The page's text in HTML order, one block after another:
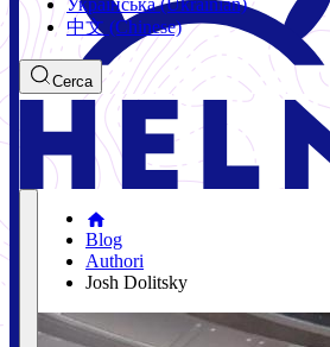
Українська (Ukrainian)
中文 (Chinese)
Cerca
Blog
Authori
Josh Dolitsky